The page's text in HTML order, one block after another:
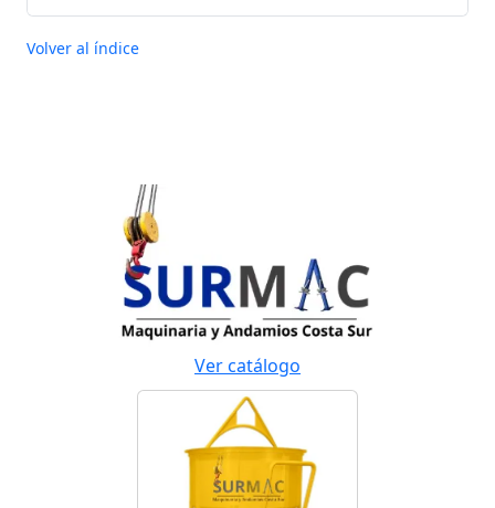
Volver al índice
Ver catálogo